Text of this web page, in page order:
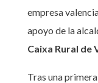
empresa
apoyo de la
Caixa Rural de
Tras una